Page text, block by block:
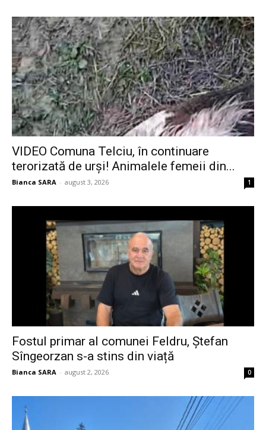
VIDEO Comuna Telciu, în continuare
terorizată de urși! Animalele femeii din...
Bianca SARA - august 3, 2026 1
Fostul primar al comunei Feldru, Ștefan
Sîngeorzan s-a stins din viață
Bianca SARA - august 2, 2026 0